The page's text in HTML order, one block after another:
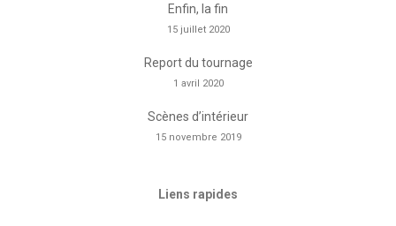
Enfin, la fin
15 juillet 2020
Report du tournage
1 avril 2020
Scènes d’intérieur
15 novembre 2019
Liens rapides